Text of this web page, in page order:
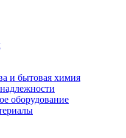
и бытовая химия
оборудование